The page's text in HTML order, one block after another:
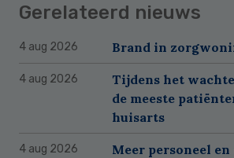
Gerelateerd nieuws
4 aug 2026 Brand in
4 aug 2026
Tijdens het
de meeste
huisarts
4 aug 2026
Meer personeel